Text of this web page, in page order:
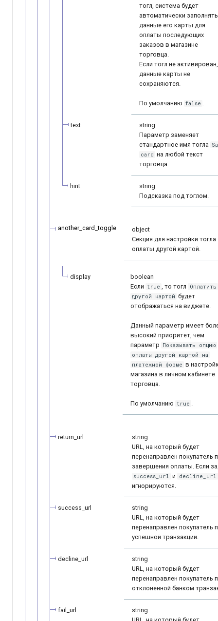
тогл, система будет
автоматически заполнять
данные его карты для
оплаты последующих
заказов в магазине
торговца.
Если тогл не активирован,
данные карты не
сохраняются.
По умолчанию false
text
string
Параметр заменяет
стандартное имя тогла
card на любой текст
торговца.
hint
string
Подсказка под тоглом.
another_card_toggle
object
Секция для настройки тогла
оплаты другой картой.
display
boolean
Если true , то тогл
Оплатить
другой картой будет
отображаться на виджете.
Данный параметр имеет
высокий приоритет, чем
параметр Показывать опцию
оплаты другой картой на
платежной форме в
магазина в личном кабинете
торговца.
По умолчанию true
return_url
string
URL, на который будет
перенаправлен покупатель
завершения оплаты. Если
success_url и decline_url
игнорируются.
success_url
string
URL, на который будет
перенаправлен покупатель
успешной транзакции.
decline_url
string
URL, на который будет
перенаправлен покупатель
отклоненной банком
fail_url
string